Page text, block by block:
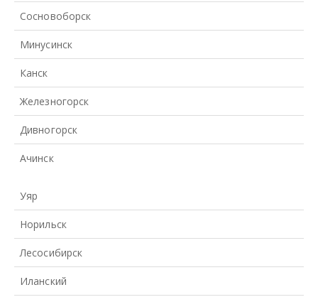
Сосновоборск
Минусинск
Канск
Железногорск
Дивногорск
Ачинск
Уяр
Норильск
Лесосибирск
Иланский